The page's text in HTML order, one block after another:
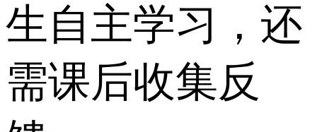
生自主学习，还
需课后收集反